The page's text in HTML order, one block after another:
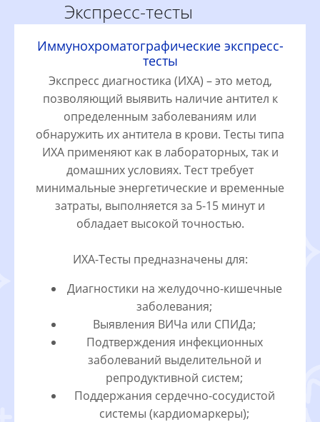
Экспресс-тесты
Иммунохроматографические экспресс-
тесты
Экспресс диагностика (ИХА) – это метод,
позволяющий выявить наличие антител к
определенным заболеваниям или
обнаружить их антитела в крови. Тесты типа
ИХА применяют как в лабораторных, так и
домашних условиях. Тест требует
минимальные энергетические и временные
затраты, выполняется за 5-15 минут и
обладает высокой точностью.
ИХА-Тесты предназначены для:
Диагностики на желудочно-кишечные
заболевания;
Выявления ВИЧа или СПИДа;
Подтверждения инфекционных
заболеваний выделительной и
репродуктивной систем;
Поддержания сердечно-сосудистой
системы (кардиомаркеры);